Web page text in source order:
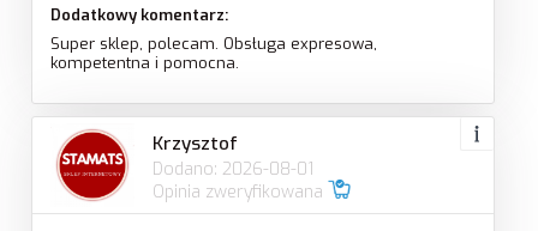
Dodatkowy komentarz:
Super sklep, polecam. Obsługa expresowa,
kompetentna i pomocna.
Krzysztof
Dodano: 2026-08-01
Opinia zweryfikowana